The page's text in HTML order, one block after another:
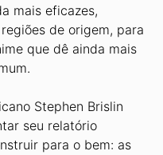
mais eficazes,
de origem, para
que dê ainda mais
Stephen Brislin
seu relatório
para o bem: as